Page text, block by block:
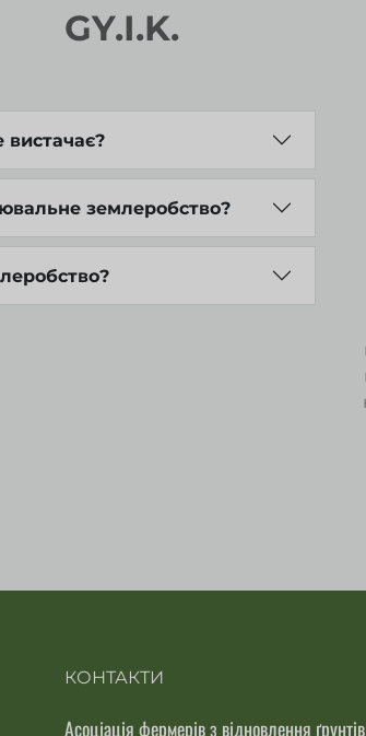
GY.I.K.
вистачає?
землеробство?
КОНТАКТИ
Асоціація фермерів з відновлення ґрунтів